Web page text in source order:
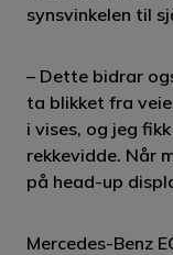
synsvinkelen til
– Dette bidrar
ta blikket fra
i vises, og jeg
rekkevidde. Når
på head-up
Mercedes-Benz